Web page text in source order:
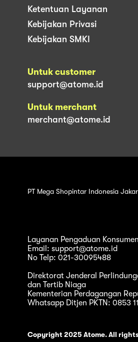
Ketentuan Layanan
Kebijakan Privasi
Kebijakan SMKI
Untuk customer
support@atome.id
Untuk merchant
merchant@atome.id
PT Mega Shopintar Indonesia
Layanan Pengaduan Konsumen
Email: support@atome.id
No Telp: 021-30095488
Direktorat Jenderal
dan Tertib Niaga
Kementerian Perdagangan
Whatsapp Ditjen PKTN: 0853
Copyright 2025 Atome. All